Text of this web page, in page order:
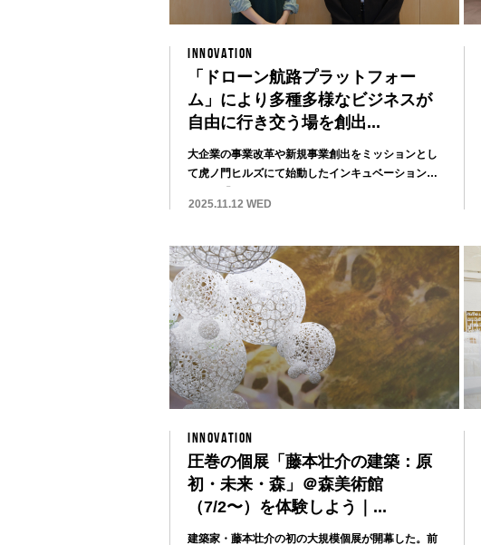
INNOVATION
「ドローン航路プラットフォー
ム」により多種多様なビジネスが
自由に行き交う場を創出...
大企業の事業改革や新規事業創出をミッションとし
て虎ノ門ヒルズにて始動したインキュベーションセ
2025.11.12 WED
INNOVATION
圧巻の個展「藤本壮介の建築：原
初・未来・森」＠森美術館
（7/2〜）を体験しよう｜...
建築家・藤本壮介の初の大規模個展が開幕した。前